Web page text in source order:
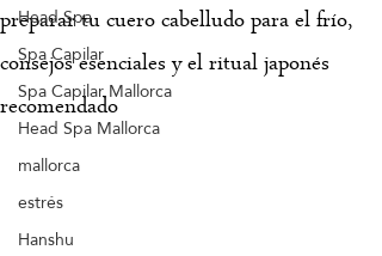
Head Spa
Spa Capilar
Spa Capilar Mallorca
Head Spa Mallorca
mallorca
estrés
Hanshu
preparar tu cuero cabelludo para el frío,
consejos esenciales y el ritual japonés
recomendado